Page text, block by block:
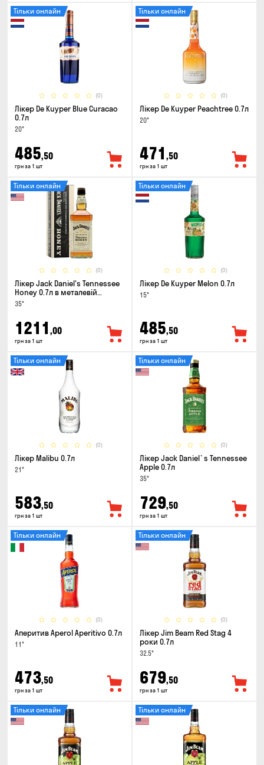
(0)
Тільки онлайн
Лікер De Kuyper Blue Curacao
0.7л
20°
485,50
грн за 1 шт
(0)
Тільки онлайн
Лікер De Kuyper Peachtree 0.7л
20°
471 ,50
грн за 1 шт
(0)
Тільки онлайн
Лікер Jack Daniel's Tennessee
Honey 0.7л в металевій
коробці
35°
1211 ,00
грн за 1 шт
(0)
Тільки онлайн
Лікер De Kuyper Melon 0.7л
15°
485,50
грн за 1 шт
(0)
Тільки онлайн
Лікер Malibu 0.7л
21°
583,50
грн за 1 шт
(0)
Тільки онлайн
Лікер Jack Daniel`s Tennessee
Apple 0.7л
35°
729,50
грн за 1 шт
(0)
Тільки онлайн
Аперитив Aperol Aperitivo 0.7л
11°
473,50
грн за 1 шт
(0)
Тільки онлайн
Лікер Jim Beam Red Stag 4
роки 0.7л
32.5°
679,50
грн за 1 шт
Тільки онлайн Тільки онлайн